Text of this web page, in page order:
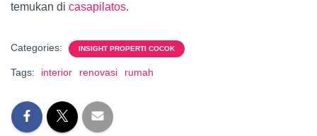
temukan di casapilatos.
Categories: INSIGHT PROPERTI COCOK
Tags: interior renovasi rumah